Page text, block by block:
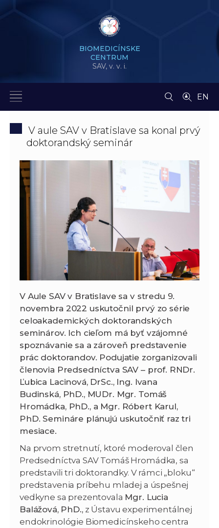
BIOMEDICÍNSKE
CENTRUM
SAV, v. v. i.
EN
V aule SAV v Bratislave sa konal prvý
doktorandský seminár
V Aule SAV v Bratislave sa v stredu 9.
novembra 2022 uskutočnil prvý zo série
celoakademických doktorandských
seminárov. Ich cieľom má byť vzájomné
spoznávanie sa a zároveň predstavenie
prác doktorandov. Podujatie zorganizovali
členovia Predsedníctva SAV – prof. RNDr.
Ľubica Lacinová, DrSc., Ing. Ivana
Budinská, PhD., MUDr. Mgr. Tomáš
Hromádka, PhD., a Mgr. Róbert Karul,
PhD. Semináre plánujú uskutočniť raz tri
mesiace.
Na prvom stretnutí, ktoré moderoval člen
Predsedníctva SAV Tomáš Hromádka, sa
predstavili tri doktorandky. V rámci „bloku“
predstavenia príbehu mladej a úspešnej
vedkyne sa prezentovala Mgr. Lucia
Balážová, PhD.,z Ústavu experimentálnej
endokrinológie Biomedicínskeho centra